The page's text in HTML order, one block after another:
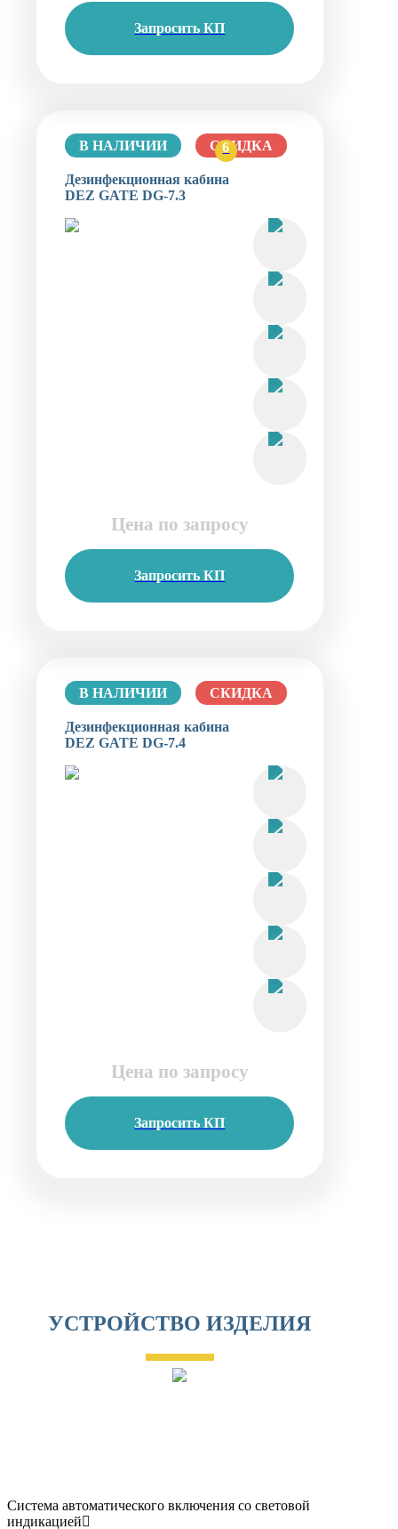
Запросить КП
В НАЛИЧИИ СКИДКА
Дезинфекционная кабина
DEZ GATE DG-7.3
Цена по запросу
Запросить КП
В НАЛИЧИИ СКИДКА
Дезинфекционная кабина
DEZ GATE DG-7.4
Цена по запросу
Запросить КП
УСТРОЙСТВО ИЗДЕЛИЯ
6
Система автоматического включения со световой
индикацией